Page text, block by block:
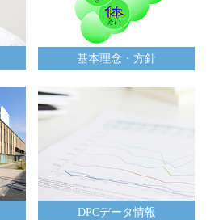
基本理念・方針
DPCデータ情報